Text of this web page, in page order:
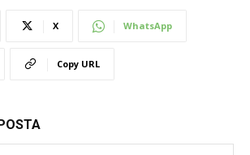
X WhatsApp
Copy URL